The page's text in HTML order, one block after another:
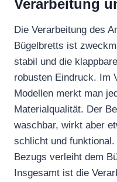
Verarbeitung
Die Verarbeitung des
Bügelbretts ist
stabil und die
robusten Eindruck. Im
Modellen merkt man
Materialqualität. Der
waschbar, wirkt aber
schlicht und
Bezugs verleiht dem
Insgesamt ist die